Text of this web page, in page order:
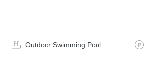
Outdoor Swimming Pool